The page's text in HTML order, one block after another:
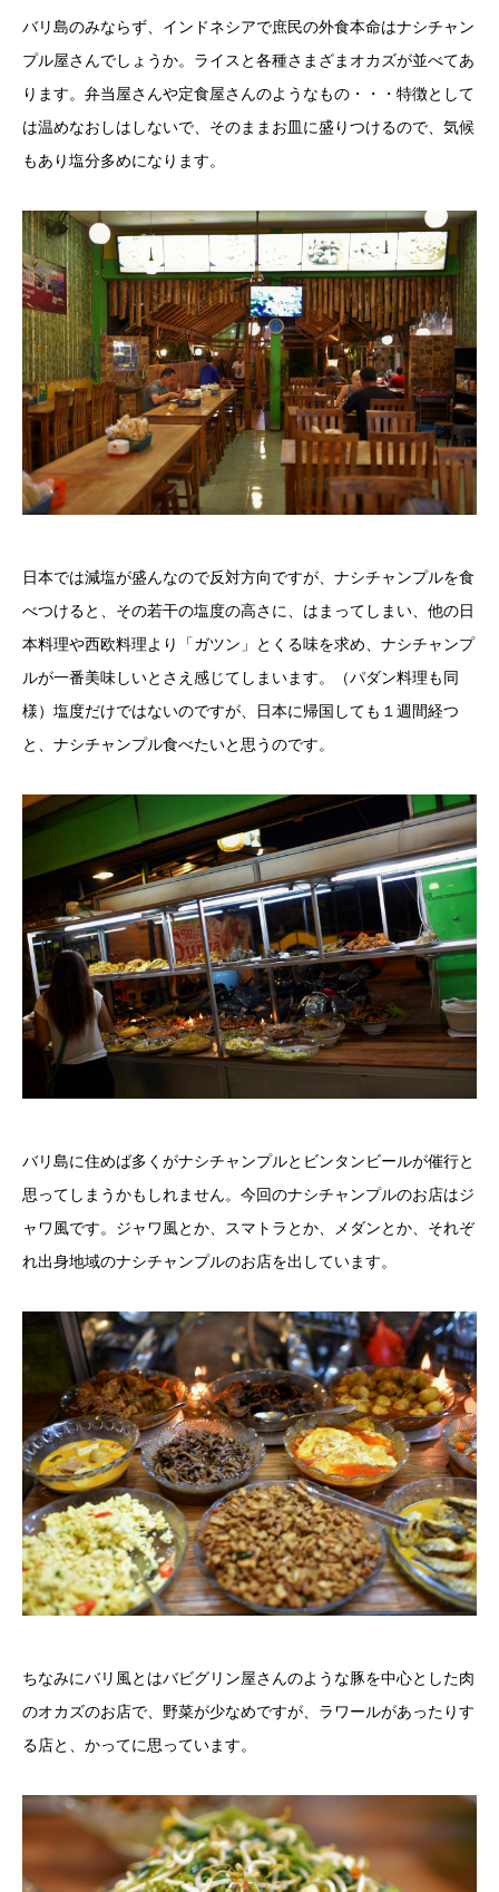
バリ島のみならず、インドネシアで庶民の外食本命はナシチャン
プル屋さんでしょうか。ライスと各種さまざまオカズが並べてあ
ります。弁当屋さんや定食屋さんのようなもの・・・特徴として
は温めなおしはしないで、そのままお皿に盛りつけるので、気候
もあり塩分多めになります。
日本では減塩が盛んなので反対方向ですが、ナシチャンプルを食
べつけると、その若干の塩度の高さに、はまってしまい、他の日
本料理や西欧料理より「ガツン」とくる味を求め、ナシチャンプ
ルが一番美味しいとさえ感じてしまいます。（パダン料理も同
様）塩度だけではないのですが、日本に帰国しても１週間経つ
と、ナシチャンプル食べたいと思うのです。
バリ島に住めば多くがナシチャンプルとビンタンビールが催行と
思ってしまうかもしれません。今回のナシチャンプルのお店はジ
ャワ風です。ジャワ風とか、スマトラとか、メダンとか、それぞ
れ出身地域のナシチャンプルのお店を出しています。
ちなみにバリ風とはバビグリン屋さんのような豚を中心とした肉
のオカズのお店で、野菜が少なめですが、ラワールがあったりす
る店と、かってに思っています。